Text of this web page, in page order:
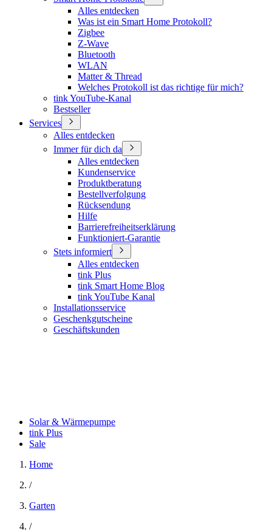
Alles entdecken
Was ist ein Smart Home Protokoll?
Zigbee
Z-Wave
Bluetooth
WLAN
Matter & Thread
Welches Protokoll ist das richtige für mich?
tink YouTube-Kanal
Bestseller
Services
Alles entdecken
Immer für dich da
Alles entdecken
Kundenservice
Produktberatung
Bestellverfolgung
Rücksendung
Hilfe
Barrierefreiheitserklärung
Funktioniert-Garantie
Stets informiert
Alles entdecken
tink Plus
tink Smart Home Blog
tink YouTube Kanal
Installationsservice
Geschenkgutscheine
Geschäftskunden
Solar & Wärmepumpe
tink Plus
Sale
Home
/
Garten
/